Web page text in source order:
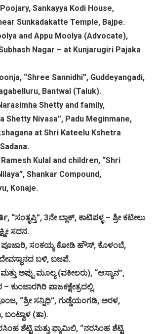
Sankayya Kodi House,
Sunkadakatte Temple, Bajpe.
and Appu Moolya (Advocate),
Nagar – at Kunjarugiri Pajaka
“Shree Sannidhi”, Guddeyangadi,
Bantwal (Taluk).
Shetty and family,
Shetty Nivasa”, Padu Meginmane,
at Shri Kateelu Kshetra
Kulal and children, “Shri
Shankar Compound,
Konaje.
3ನೇ ಬ್ಲಾಕ್, ಕಾಟಿಪಳ್ಳ – ಶ್ರೀ ಕಟೀಲು
ಸದನ.
ಸಂಕಯ್ಯ ಕೋಡಿ ಹೌಸ್, ಕೊಳಂಬೆ,
ಬಳಿ, ಬಜಪೆ.
ಅಪ್ಪು ಮೂಲ್ಯ (ವಕೀಲರು), “ಅಸ್ಯಾನ”,
ಕುಂಜಾರಗಿರಿ ಪಾಜಕಕ್ಷೇತ್ರದಲ್ಲಿ.
“ಶ್ರೀ ಸನ್ನಿಧಿ”, ಗುಡ್ಡೆಯಂಗಡಿ, ಅರಳ,
ಬಂಟ್ವಾಳ (ತಾ).
ಶೆಟ್ಟಿ ಮತ್ತು ಫ್ಯಾಮಿಲಿ, “ನರಸಿಂಹ ಶೆಟ್ಟಿ